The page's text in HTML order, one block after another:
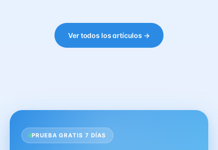
Ver todos los artículos →
PRUEBA GRATIS 7 DÍAS